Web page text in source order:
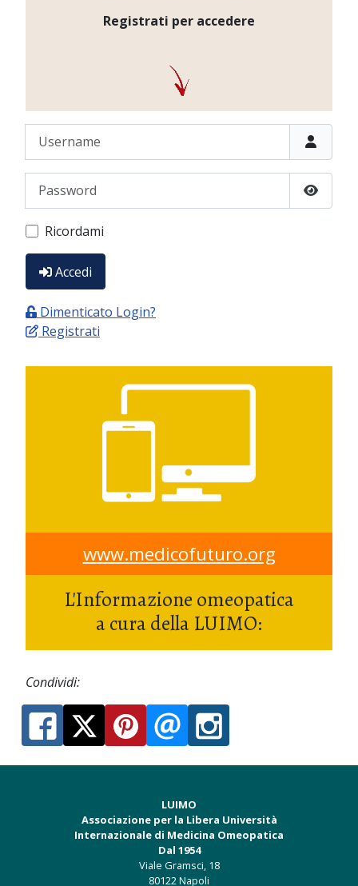
Registrati per accedere
Username
Password
Show
Ricordami
Accedi
Dimenticato Login?
Registrati
www.medicofuturo.org
L'Informazione omeopatica
a cura della LUIMO:
Condividi:
LUIMO
Associazione per la Libera Università
Internazionale di Medicina Omeopatica
Dal 1954
Viale Gramsci, 18
80122 Napoli